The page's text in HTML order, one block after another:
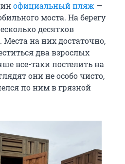
официальный пляж —
моста. На берегу
десятков
на них достаточно,
два взрослых
все-таки постелить на
они не особо чисто,
по ним в грязной